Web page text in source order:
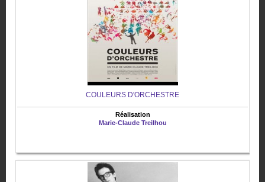
COULEURS D'ORCHESTRE
Réalisation
Marie-Claude Treilhou